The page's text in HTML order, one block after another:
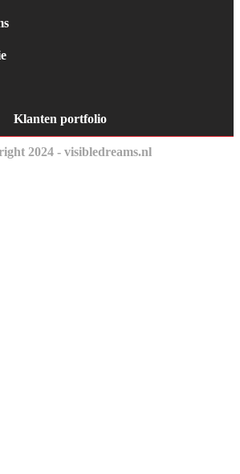
Klanten portfolio
2024 - visibledreams.nl